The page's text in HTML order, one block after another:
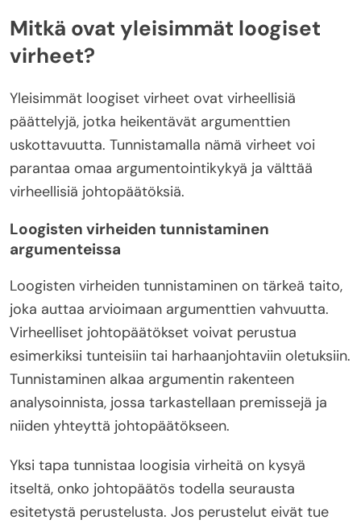
Mitkä ovat yleisimmät loogiset
virheet?
Yleisimmät loogiset virheet ovat virheellisiä
päättelyjä, jotka heikentävät argumenttien
uskottavuutta. Tunnistamalla nämä virheet voi
parantaa omaa argumentointikykyä ja välttää
virheellisiä johtopäätöksiä.
Loogisten virheiden tunnistaminen
argumenteissa
Loogisten virheiden tunnistaminen on tärkeä taito,
joka auttaa arvioimaan argumenttien vahvuutta.
Virheelliset johtopäätökset voivat perustua
esimerkiksi tunteisiin tai harhaanjohtaviin oletuksiin.
Tunnistaminen alkaa argumentin rakenteen
analysoinnista, jossa tarkastellaan premissejä ja
niiden yhteyttä johtopäätökseen.
Yksi tapa tunnistaa loogisia virheitä on kysyä
itseltä, onko johtopäätös todella seurausta
esitetystä perustelusta. Jos perustelut eivät tue